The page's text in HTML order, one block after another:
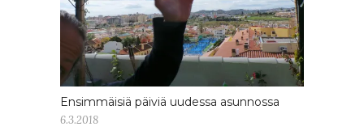
Ensimmäisiä päiviä uudessa asunnossa
6.3.2018